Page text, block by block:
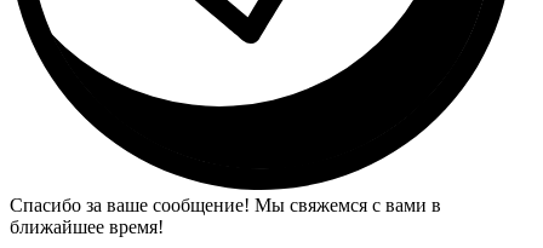
Спасибо за ваше сообщение! Мы свяжемся с вами в
ближайшее время!